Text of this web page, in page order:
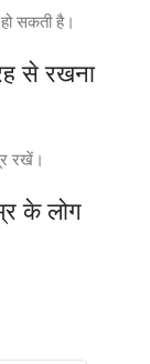
सकती है।
से रखना
रखें।
के लोग